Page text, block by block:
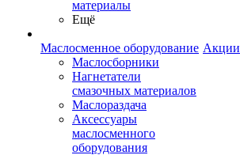
материалы
Ещё
Маслосменное оборудование
Маслосборники
Нагнетатели
смазочных материалов
Маслораздача
Аксессуары
маслосменного
оборудования
Акции